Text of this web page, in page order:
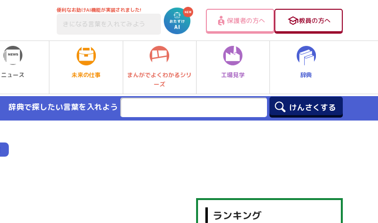
便利なお助けAI機能が実装されました!
保護者の方へ 教員の方へ
ニュース 未来の仕事
まんがでよくわかるシリ
ーズ
工場見学 辞典
辞典で探したい言葉を入れよう
ランキング